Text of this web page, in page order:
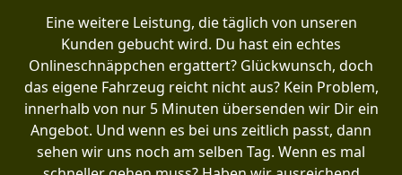
Eine weitere Leistung, die täglich von unseren
Kunden gebucht wird. Du hast ein echtes
Onlineschnäppchen ergattert? Glückwunsch, doch
das eigene Fahrzeug reicht nicht aus? Kein Problem,
innerhalb von nur 5 Minuten übersenden wir Dir ein
Angebot. Und wenn es bei uns zeitlich passt, dann
sehen wir uns noch am selben Tag. Wenn es mal